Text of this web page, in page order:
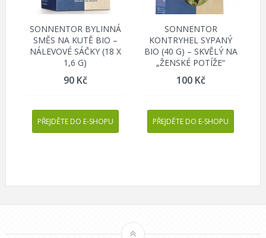
SONNENTOR BYLINNÁ
SMĚS NA KUTĚ BIO –
NÁLEVOVÉ SÁČKY (18 X
1,6 G)
90 Kč
PŘEJDĚTE DO E-SHOPU
SONNENTOR
KONTRYHEL SYPANÝ
BIO (40 G) – SKVĚLÝ NA
„ŽENSKÉ POTÍŽE“
100 Kč
PŘEJDĚTE DO E-SHOPU